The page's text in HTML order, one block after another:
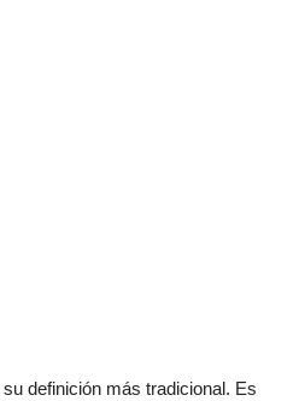
definición más tradicional. Es